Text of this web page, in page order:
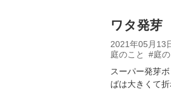
ワタ発芽
2021年05月13
庭のこと
#庭
スーパー発芽
ばは大きくて